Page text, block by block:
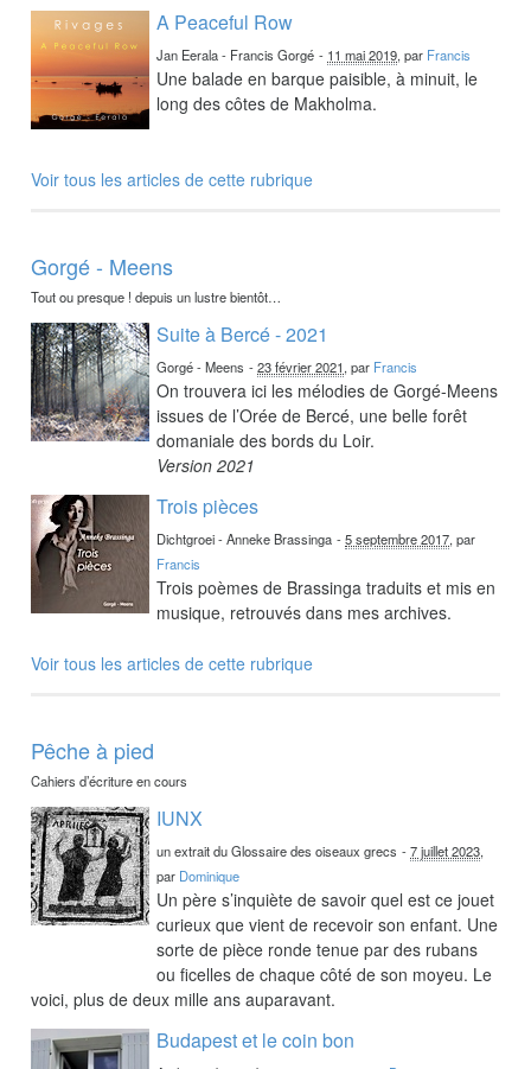
A Peaceful Row
Jan Eerala - Francis Gorgé - 11 mai 2019, par Francis
Une balade en barque paisible, à minuit, le
long des côtes de Makholma.
Voir tous les articles de cette rubrique
Gorgé - Meens
Tout ou presque ! depuis un lustre bientôt…
Suite à Bercé - 2021
Gorgé - Meens -23 février 2021, par Francis
On trouvera ici les mélodies de Gorgé-Meens
issues de l’Orée de Bercé, une belle forêt
domaniale des bords du Loir.
Version 2021
Trois pièces
Dichtgroei - Anneke Brassinga -5 septembre 2017, par
Francis
Trois poèmes de Brassinga traduits et mis en
musique, retrouvés dans mes archives.
Voir tous les articles de cette rubrique
Pêche à pied
Cahiers d’écriture en cours
IUNX
un extrait du Glossaire des oiseaux grecs -7 juillet 2023,
par Dominique
Un père s’inquiète de savoir quel est ce jouet
curieux que vient de recevoir son enfant. Une
sorte de pièce ronde tenue par des rubans
ou ficelles de chaque côté de son moyeu. Le
voici, plus de deux mille ans auparavant.
Budapest et le coin bon